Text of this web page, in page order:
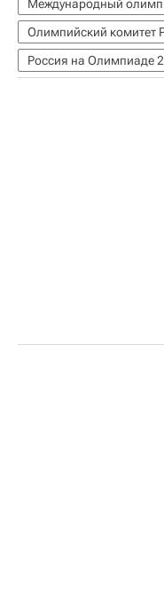
Международный
Олимпийский комитет
Россия на Олимпиаде